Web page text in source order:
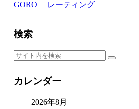
GORO レーティング
検索
カレンダー
2026年8月